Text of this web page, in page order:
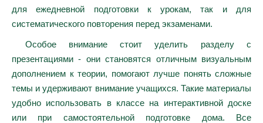
для ежедневной подготовки к урокам, так и для
систематического повторения перед экзаменами.
Особое внимание стоит уделить разделу с
презентациями - они становятся отличным визуальным
дополнением к теории, помогают лучше понять сложные
темы и удерживают внимание учащихся. Такие материалы
удобно использовать в классе на интерактивной доске
или при самостоятельной подготовке дома. Все